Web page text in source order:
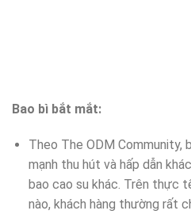
Bao bì bắt mắt:
Theo The ODM Community,
mạnh thu hút và hấp dẫn
bao cao su khác. Trên thực
nào, khách hàng thường rất